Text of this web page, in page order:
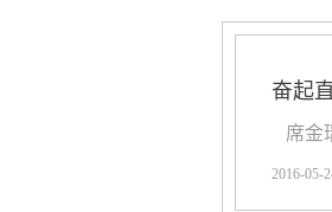
奋起
席金
2016-05-